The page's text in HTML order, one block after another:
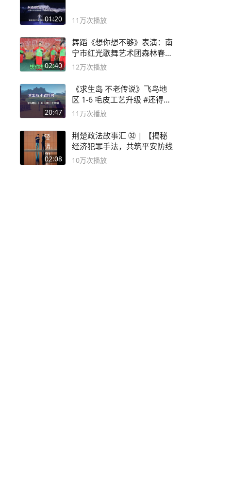
01:20 11万次播放
02:40
舞蹈《想你想不够》表演：南
宁市红光歌舞艺术团森林春红
舞蹈队。
12万次播放
20:47
《求生岛 不老传说》飞鸟地
区 1-6 毛皮工艺升级 #还得是
主机大作
11万次播放
02:08
荆楚政法故事汇 ㉜ | 【揭秘
经济犯罪手法，共筑平安防线
10万次播放